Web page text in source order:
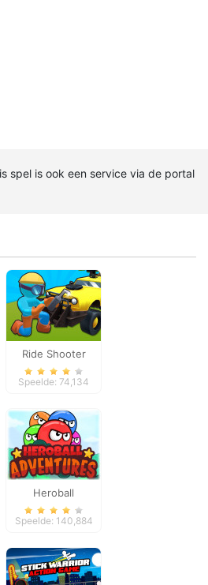
spel is ook een service via de portal
Ride Shooter
Speelde: 74,134
Heroball
Adventures
Speelde: 140,884